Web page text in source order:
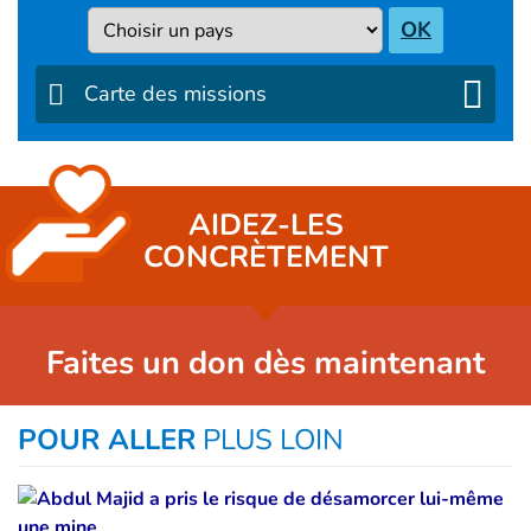
Pays OK
Carte des missions
AIDEZ-LES
CONCRÈTEMENT
Faites un don dès maintenant
POUR ALLER PLUS LOIN